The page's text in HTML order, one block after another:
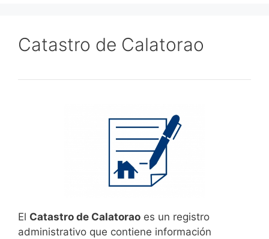
Catastro de Calatorao
El Catastro de Calatorao es un registro
administrativo que contiene información